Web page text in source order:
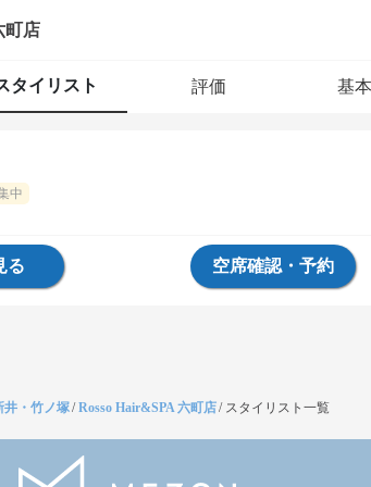
町店
タイリスト 評価 基
中
る 空席確認・予約
井・竹ノ塚/Rosso Hair&SPA 六町店/ スタイリスト一覧